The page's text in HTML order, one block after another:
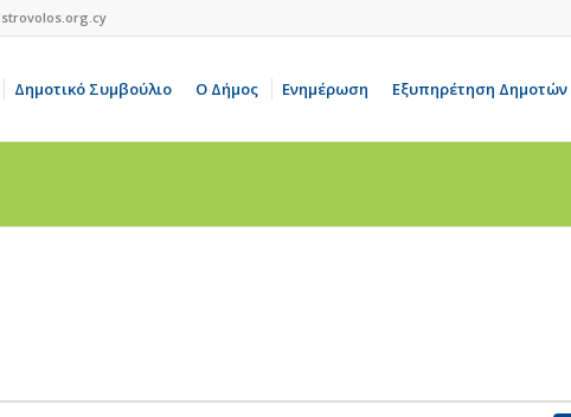
Δημοτικό Συμβούλιο Ο Δήμος Ενημέρωση Εξυπηρέτηση Δημοτών